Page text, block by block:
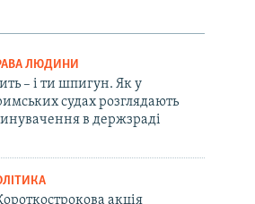
ЛЮДИНИ
– і ти шпигун. Як у
судах розглядають
в держзраді
акція